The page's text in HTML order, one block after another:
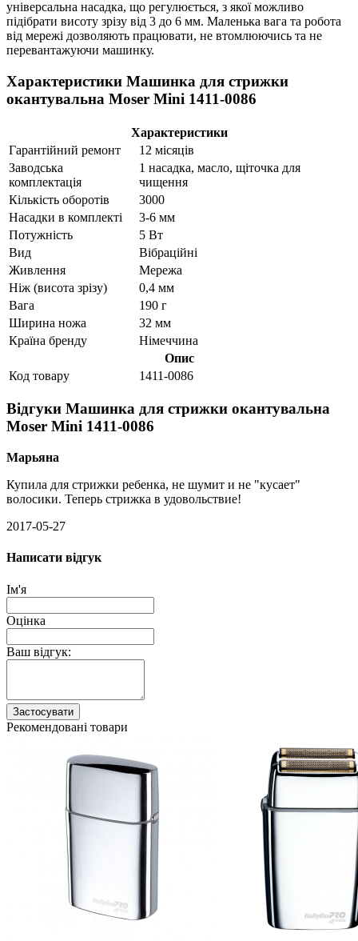
універсальна насадка, що регулюється, з якої можливо
підібрати висоту зрізу від 3 до 6 мм. Маленька вага та робота
від мережі дозволяють працювати, не втомлюючись та не
перевантажуючи машинку.
Характеристики Машинка для стрижки
окантувальна Moser Mini 1411-0086
Характеристики
Гарантійний ремонт
12 місяців
Заводська
комплектація
1 насадка, масло, щіточка для
чищення
Кількість оборотів
3000
Насадки в комплекті
3-6 мм
Потужність
5 Вт
Вид
Вібраційні
Живлення
Мережа
Ніж (висота зрізу)
0,4 мм
Вага
190 г
Ширина ножа
32 мм
Країна бренду
Німеччина
Опис
Код товару
1411-0086
Відгуки Машинка для стрижки окантувальна
Moser Mini 1411-0086
Марьяна
Купила для стрижки ребенка, не шумит и не "кусает"
волосики. Теперь стрижка в удовольствие!
2017-05-27
Написати відгук
Ім'я
Оцінка
Ваш відгук:
Застосувати
Рекомендовані товари